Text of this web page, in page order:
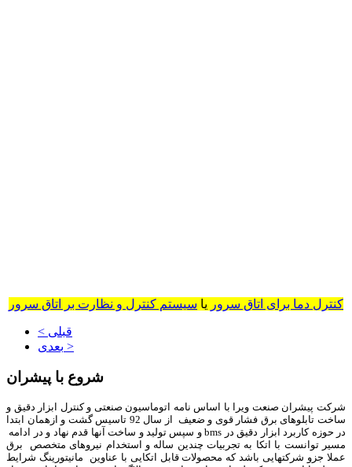
کنترل دما برای اتاق سرور یا سیستم کنترل و نظارت بر اتاق سرور
< قبلی
بعدی >
شروع با پیشران
شرکت پیشران صنعت ویرا با اساس نامه اتوماسیون صنعتی و کنترل ابزار دقیق و
ساخت تابلوهای برق فشار قوی و ضعیف از سال 92 تاسیس گشت و ازهمان ابتدا
در حوزه کاربرد ابزار دقیق در bms و سپس تولید و ساخت آنها قدم نهاد و در ادامه
مسیر توانست با اتکا به تجربیات چندین ساله و استخدام نیروهای متخصص برق
عملا جزو شرکتهایی باشد که محصولات قابل اتکایی با عناوین مانیتورینگ شرایط